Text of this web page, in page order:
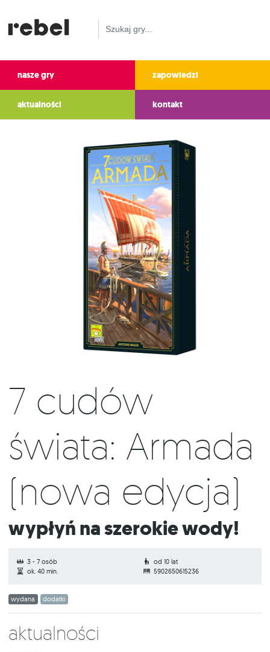
nasze gry zapowiedzi
aktualności kontakt
7 cudów
świata: Armada
(nowa edycja)
Wypłyń na szerokie wody!
3 - 7 osób
od 10 lat
ok. 40 min.
5902650615236
wydana dodatki
Aktualności